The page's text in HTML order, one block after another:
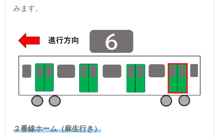
みます。
２番線ホーム（麻生行き）